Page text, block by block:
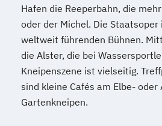
Hafen die Reeperbahn, die
oder der Michel. Die Staatsoper
weltweit führenden Bühnen.
die Alster, die bei
Kneipenszene ist vielseitig.
sind kleine Cafés am Elbe-
Gartenkneipen.